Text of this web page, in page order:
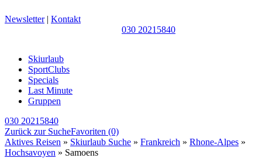
Newsletter| Kontakt
030 20215840
Skiurlaub
SportClubs
Specials
Last Minute
Gruppen
030 20215840
Zurück zur SucheFavoriten (0)
Aktives Reisen » Skiurlaub Suche » Frankreich » Rhone-Alpes »
Hochsavoyen » Samoens